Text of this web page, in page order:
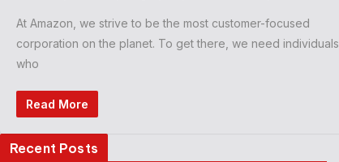
At Amazon, we strive to be the most customer-focused
corporation on the planet. To get there, we need individuals
who
Read More
Recent Posts